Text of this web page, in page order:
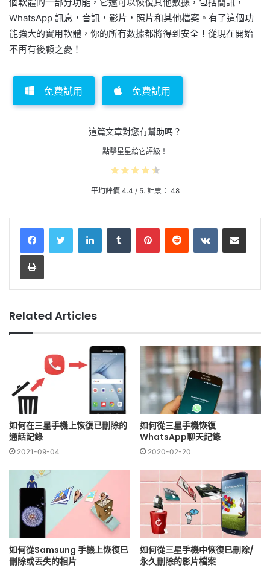
個軟體的一部分功能，它還可以恢復其他數據，包括簡訊，
WhatsApp 訊息，音訊，影片，照片和其他檔案。有了這個功
能強大的實用軟體，你的所有數據都將得到安全！從現在開始
不再有後顧之憂！
免費試用 免費試用
這篇文章對您有幫助嗎？
點擊星星給它評級！
平均評價 4.4 / 5. 計票： 48
LinkedIn Tumblr PinterestReddit VKontakte
Print
Related Articles
如何在三星手機上恢復已刪除的
通話記錄
2021-09-04
如何從三星手機恢復
WhatsApp聊天記錄
2020-02-20
如何從Samsung 手機上恢復已
刪除或丟失的相片
如何從三星手機中恢復已刪除/
永久刪除的影片檔案